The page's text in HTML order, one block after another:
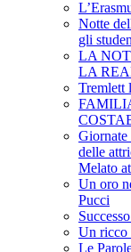
Notte
gli
LA
LA
Tremlett
Giornate
delle
Melato
Un oro
Pucci
Un ricco
Le